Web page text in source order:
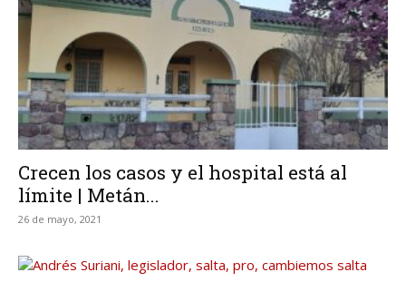
Crecen los casos y el hospital está al
límite | Metán...
26 de mayo, 2021